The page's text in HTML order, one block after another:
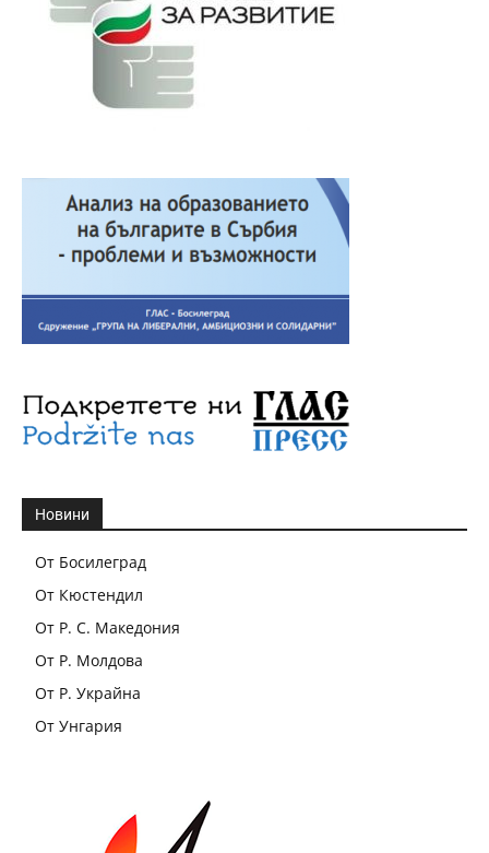
Новини
От Босилеград
От Кюстендил
От Р. С. Македония
От Р. Молдова
От Р. Украйна
От Унгария